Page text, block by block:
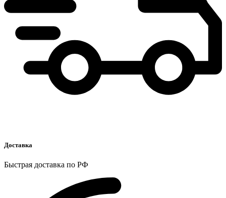
Доставка
Быстрая доставка по РФ